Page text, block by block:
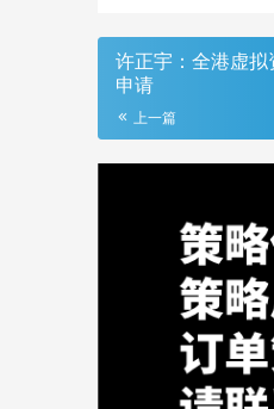
许正宇：全港虚
申请
上一篇